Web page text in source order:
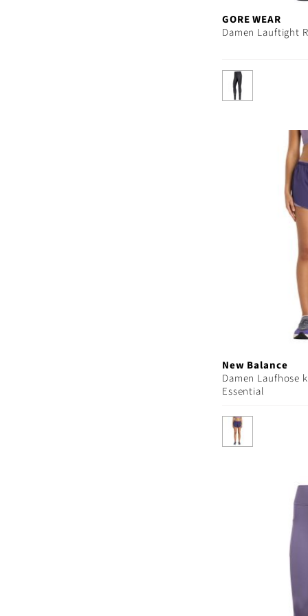
GORE WEAR
Damen Lauftight
New Balance
Damen Laufhose
Essential